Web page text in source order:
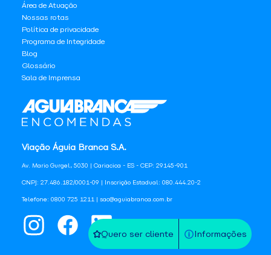
Quero ser cliente Informações
Viação Águia Branca S.A.
Av. Mario Gurgel, 5030 | Cariacica - ES - CEP: 29145-901
CNPJ: 27.486.182/0001-09 | Inscrição Estadual: 080.444.20-2
Telefone: 0800 725 1211 | sac@aguiabranca.com.br
Área de Atuação
Nossas rotas
Política de privacidade
Programa de Integridade
Blog
Glossário
Sala de Imprensa